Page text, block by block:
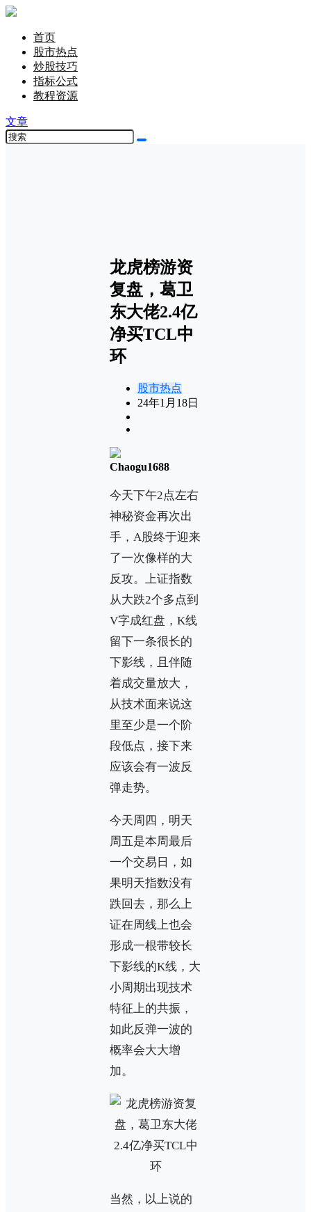
首页
股市热点
炒股技巧
指标公式
教程资源
文章
龙虎榜游资
复盘，葛卫
东大佬2.4亿
净买TCL中
环
股市热点
24年1月18日
Chaogu1688
今天下午2点左右
神秘资金再次出
手，A股终于迎来
了一次像样的大
反攻。上证指数
从大跌2个多点到
V字成红盘，K线
留下一条很长的
下影线，且伴随
着成交量放大，
从技术面来说这
里至少是一个阶
段低点，接下来
应该会有一波反
弹走势。
今天周四，明天
周五是本周最后
一个交易日，如
果明天指数没有
跌回去，那么上
证在周线上也会
形成一根带较长
下影线的K线，大
小周期出现技术
特征上的共振，
如此反弹一波的
概率会大大增
加。
当然，以上说的